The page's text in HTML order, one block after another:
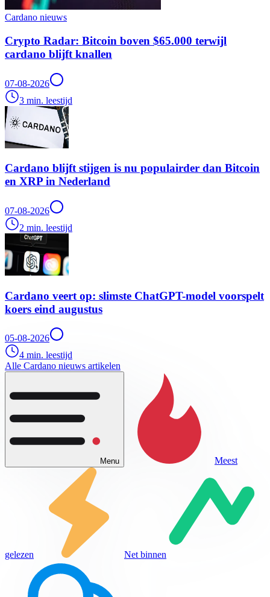
Cardano nieuws
Crypto Radar: Bitcoin boven $65.000 terwijl
cardano blijft knallen
07-08-2026
3 min. leestijd
Cardano blijft stijgen is nu populairder dan Bitcoin
en XRP in Nederland
07-08-2026
2 min. leestijd
Cardano veert op: slimste ChatGPT-model voorspelt
koers eind augustus
05-08-2026
4 min. leestijd
Alle Cardano nieuws artikelen
Menu Meest
gelezen Net binnen